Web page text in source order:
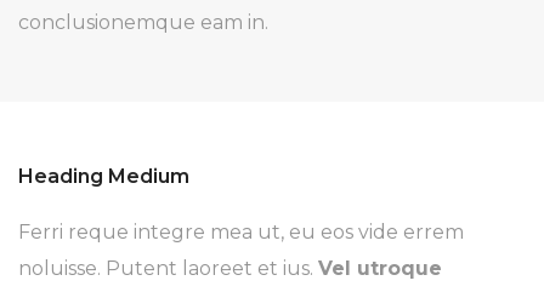
conclusionemque eam in.
Heading Medium
Ferri reque integre mea ut, eu eos vide errem
noluisse. Putent laoreet et ius. Vel utroque